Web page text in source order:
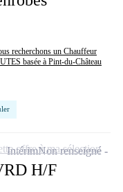
recherchons un Chauffeur
basée à Pint-du-Château
H/F
IntérimNon renseigné
offre à ma sélection